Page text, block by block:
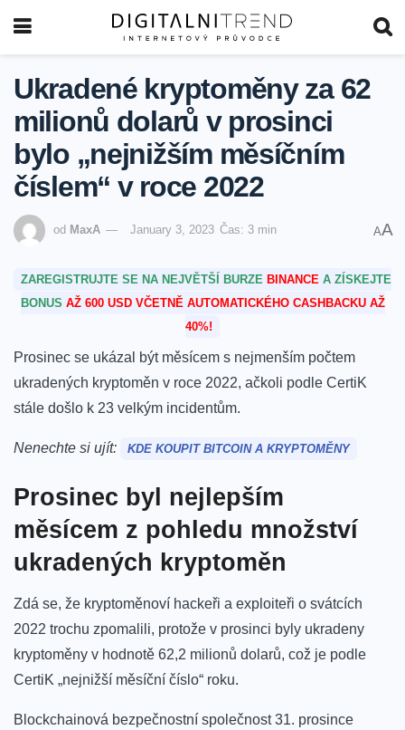
Ukradené kryptoměny za 62
milionů dolarů v prosinci
bylo „nejnižším měsíčním
číslem“ v roce 2022
od MaxA January 3, 2023 Čas: 3 min AA
ZAREGISTRUJTE SE NA NEJVĚTŠÍ BURZE BINANCE A ZÍSKEJTE
BONUS AŽ 600 USD VČETNĚ AUTOMATICKÉHO CASHBACKU AŽ
40%!
Prosinec se ukázal být měsícem s nejmenším počtem
ukradených kryptoměn v roce 2022, ačkoli podle CertiK
stále došlo k 23 velkým incidentům.
Nenechte si ujít: KDE KOUPIT BITCOIN A KRYPTOMĚNY
Prosinec byl nejlepším
měsícem z pohledu množství
ukradených kryptoměn
Zdá se, že kryptoměnoví hackeři a exploiteři o svátcích
2022 trochu zpomalili, protože v prosinci byly ukradeny
kryptoměny v hodnotě 62,2 milionů dolarů, což je podle
CertiK „nejnižší měsíční číslo“ roku.
Blockchainová bezpečnostní společnost 31. prosince